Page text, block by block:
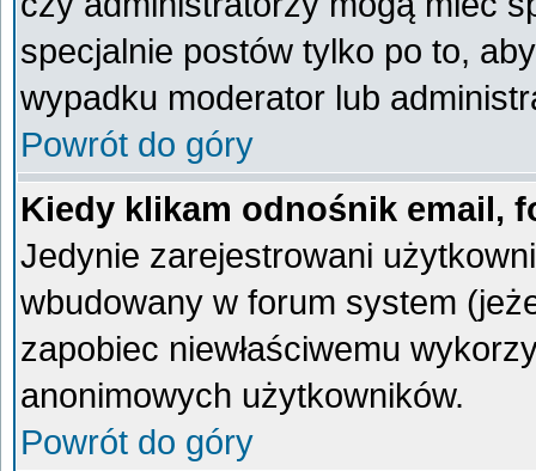
specjalnie postów tylko po to,
wypadku moderator lub
Powrót do góry
Kiedy klikam odnośnik email,
Jedynie zarejestrowani
wbudowany w forum system
zapobiec niewłaściwemu
anonimowych użytkowników.
Powrót do góry